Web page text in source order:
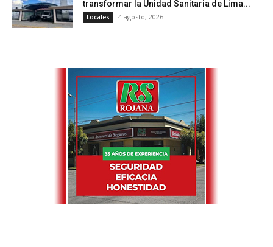
transformar la Unidad Sanitaria de Lima...
Locales 4 agosto, 2026